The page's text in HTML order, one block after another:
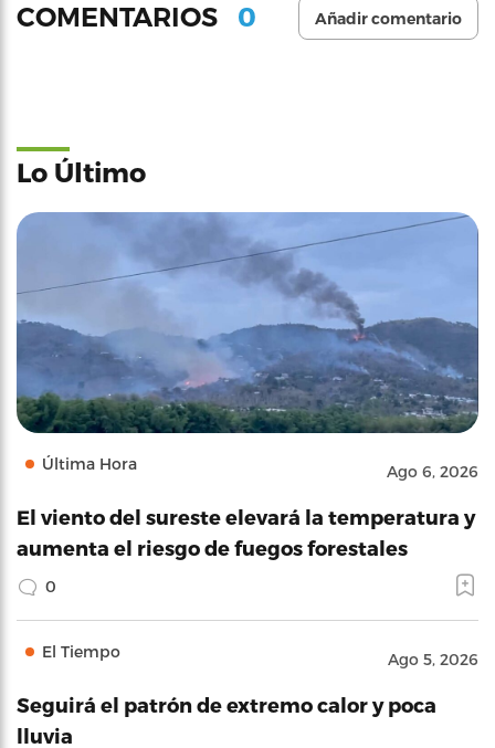
COMENTARIOS 0 Añadir comentario
Lo Último
Última Hora Ago 6, 2026
El viento del sureste elevará la temperatura y
aumenta el riesgo de fuegos forestales
0
El Tiempo Ago 5, 2026
Seguirá el patrón de extremo calor y poca
lluvia